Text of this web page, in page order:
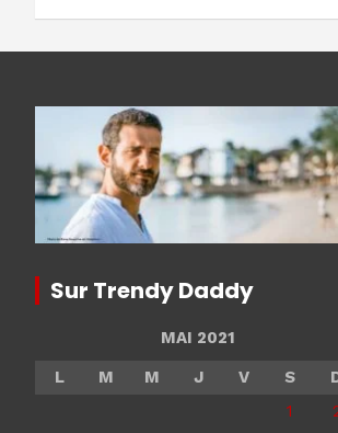
l’article
Sur Trendy Daddy
MAI 2021
L
M M J V S
1